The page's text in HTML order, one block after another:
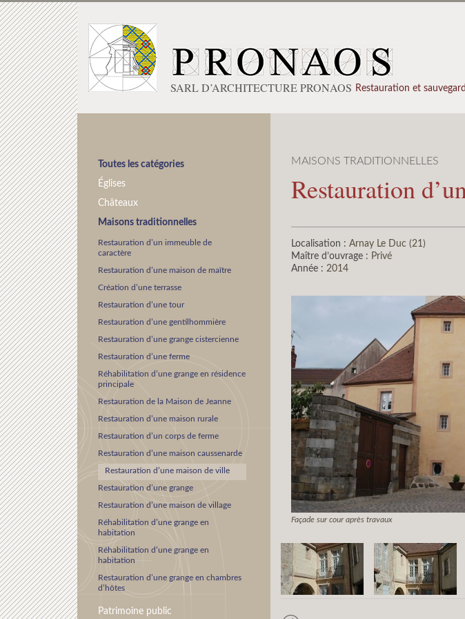
SARL D’ARCHITECTURE PRONAOS Restauration et
Toutes les catégories
Églises
Châteaux
Maisons traditionnelles
Restauration d’un immeuble de
caractère
Restauration d’une maison de maître
Création d’une terrasse
Restauration d’une tour
Restauration d’une gentilhommière
Restauration d’une grange cistercienne
Restauration d’une ferme
Réhabilitation d’une grange en résidence
principale
Restauration de la Maison de Jeanne
Restauration d’une maison rurale
Restauration d’un corps de ferme
Restauration d’une maison caussenarde
Restauration d’une maison de ville
Restauration d’une grange
Restauration d’une maison de village
Réhabilitation d’une grange en
habitation
Réhabilitation d’une grange en
habitation
Restauration d’une grange en chambres
d’hôtes
Patrimoine public
MAISONS TRADITIONNELLES
Restauration
Localisation : Arnay Le Duc (21)
Maître d’ouvrage : Privé
Année : 2014
Façade sur cour après travaux